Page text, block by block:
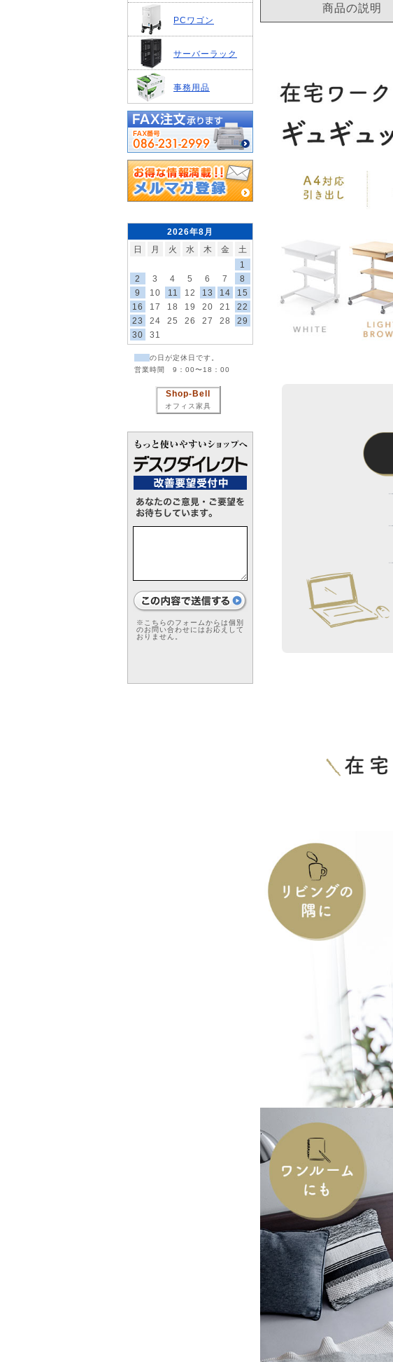
PCワゴン
サーバーラック
事務用品
2026年8月
日
月 火 水 木 金
土
1
2
3 4 5 6 7
8
9
10 11 12 13 14
15
16
17 18 19 20 21
22
23
24 25 26 27 28
29
30
31
の日が定休日です。
営業時間 9：00〜18：00
Shop-Bell
オフィス家具
※こちらのフォームからは個別
のお問い合わせにはお応えして
おりません。
商品の説明